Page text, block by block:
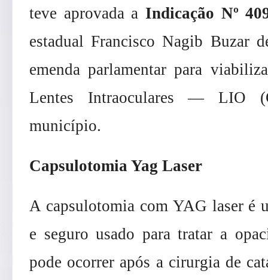
teve aprovada a Indicação Nº
estadual Francisco Nagib Buzar
emenda parlamentar para
Lentes Intraoculares — LIO
município.
Capsulotomia Yag Laser
A capsulotomia com YAG laser é
e seguro usado para tratar a
pode ocorrer após a cirurgia de